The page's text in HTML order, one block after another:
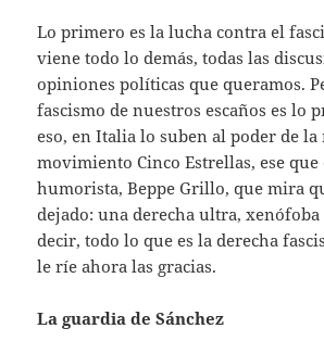
Lo primero es la lucha contra el
viene todo lo demás, todas las
opiniones políticas que queramos.
fascismo de nuestros escaños es lo
eso, en Italia lo suben al poder de la
movimiento Cinco Estrellas, ese que
humorista, Beppe Grillo, que mira
dejado: una derecha ultra, xenófoba
decir, todo lo que es la derecha
le ríe ahora las gracias.
La guardia de Sánchez